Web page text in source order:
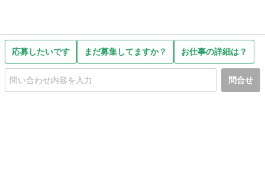
応募したいです まだ募集してますか？ お仕事の詳細は？
問合せ